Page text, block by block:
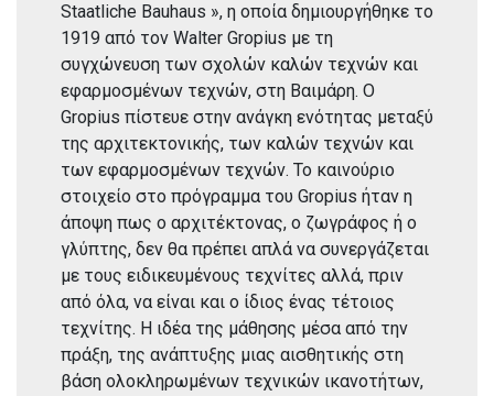
Staatliche Bauhaus », η οποία δημιουργήθηκε το
1919 από τον Walter Gropius με τη
συγχώνευση των σχολών καλών τεχνών και
εφαρμοσμένων τεχνών, στη Βαιμάρη. Ο
Gropius πίστευε στην ανάγκη ενότητας μεταξύ
της αρχιτεκτονικής, των καλών τεχνών και
των εφαρμοσμένων τεχνών. Το καινούριο
στοιχείο στο πρόγραμμα του Gropius ήταν η
άποψη πως ο αρχιτέκτονας, ο ζωγράφος ή ο
γλύπτης, δεν θα πρέπει απλά να συνεργάζεται
με τους ειδικευμένους τεχνίτες αλλά, πριν
από όλα, να είναι και ο ίδιος ένας τέτοιος
τεχνίτης. Η ιδέα της μάθησης μέσα από την
πράξη, της ανάπτυξης μιας αισθητικής στη
βάση ολοκληρωμένων τεχνικών ικανοτήτων,